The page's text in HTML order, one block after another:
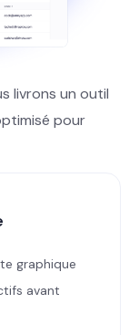
livrons un outil
pour
graphique
avant